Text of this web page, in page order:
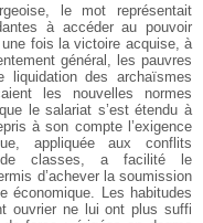
le mot représentait
à accéder au pouvoir
fois la victoire acquise, à
général, les pauvres
des archaïsmes
les nouvelles normes
le salariat s’est étendu à
à son compte l’exigence
appliquée aux conflits
de classes, a facilité le
d’achever la soumission
économique. Les habitudes
ouvrier ne lui ont plus suffi